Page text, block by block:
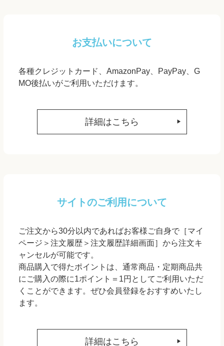
お支払いについて
各種クレジットカード、AmazonPay、PayPay、G
MO後払いがご利用いただけます。
詳細はこちら
サイトのご利用について
ご注文から30分以内であればお客様ご自身で［マイ
ページ＞注文履歴＞注文履歴詳細画面］から注文キ
ャンセルが可能です。
商品購入で得たポイントは、通常商品・定期商品共
にご購入の際に1ポイント＝1円としてご利用いただ
くことができます。ぜひ会員登録をおすすめいたし
ます。
詳細はこちら